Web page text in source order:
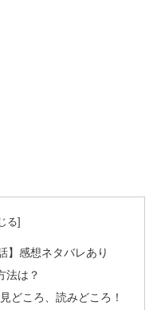
】感想ネタバレあり
法は？
どころ、読みどころ！